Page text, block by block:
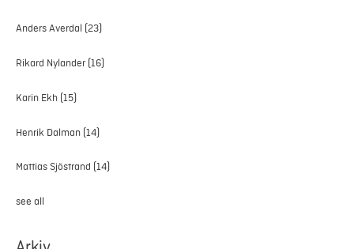
Anders Averdal (23)
Rikard Nylander (16)
Karin Ekh (15)
Henrik Dalman (14)
Mattias Sjöstrand (14)
see all